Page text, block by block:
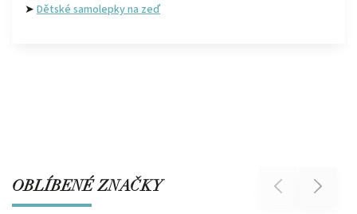
➤ Dětské samolepky na zeď
OBLÍBENÉ ZNAČKY Previous Next